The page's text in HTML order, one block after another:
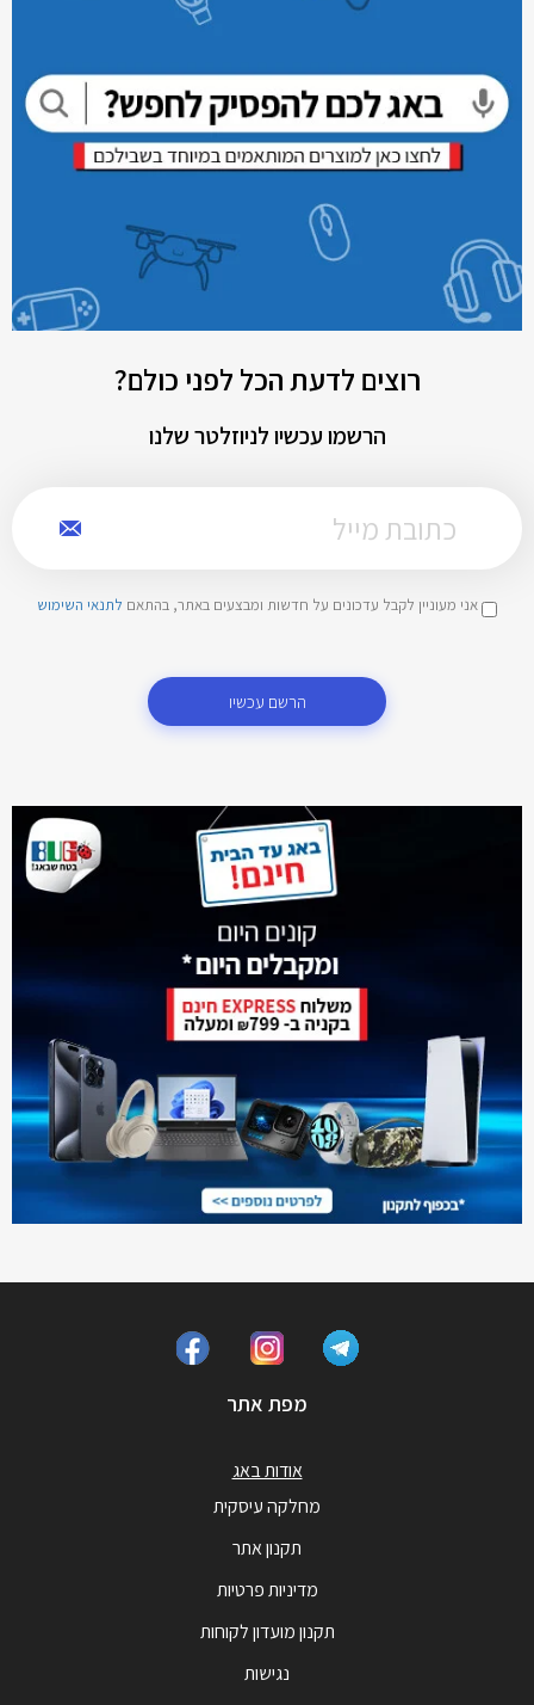
רוצים לדעת הכל לפני כולם?
הרשמו עכשיו לניוזלטר שלנו
אני מעוניין לקבל עדכונים על חדשות ומבצעים באתר, בהתאם לתנאי השימוש
הרשם עכשיו
מפת אתר
אודות באג
מחלקה עיסקית
תקנון אתר
מדיניות פרטיות
תקנון מועדון לקוחות
נגישות